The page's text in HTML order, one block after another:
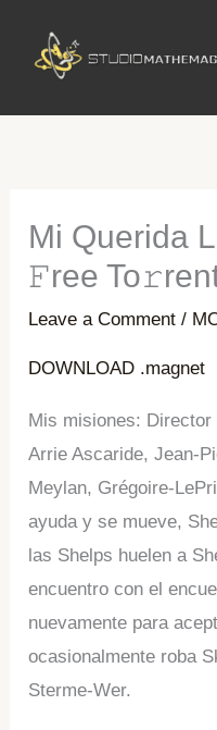
content
Mi Querida
𝙵ree
Leave a Comment /
DOWNLOAD .magnet
Mis misiones: Director
Arrie Ascaride, Jean-
Meylan, Grégoire-
ayuda y se mueve,
las Shelps huelen a
encuentro con el
nuevamente para
ocasionalmente roba
Sterme-Wer.